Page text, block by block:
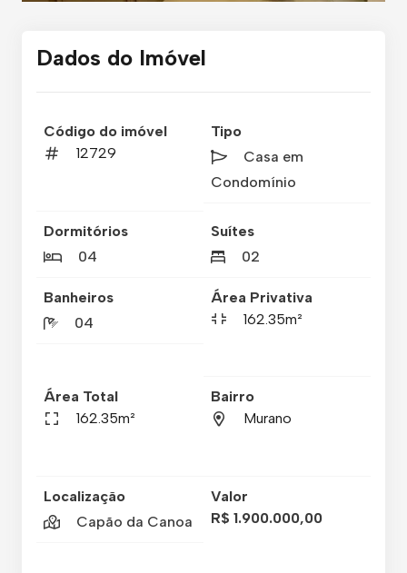
Dados do Imóvel
Código do imóvel
12729
Tipo
Casa em
Condomínio
Dormitórios
04
Suítes
02
Banheiros
04
Área Privativa
162.35m²
Área Total
162.35m²
Bairro
Murano
Localização
Capão da Canoa
Valor
R$ 1.900.000,00